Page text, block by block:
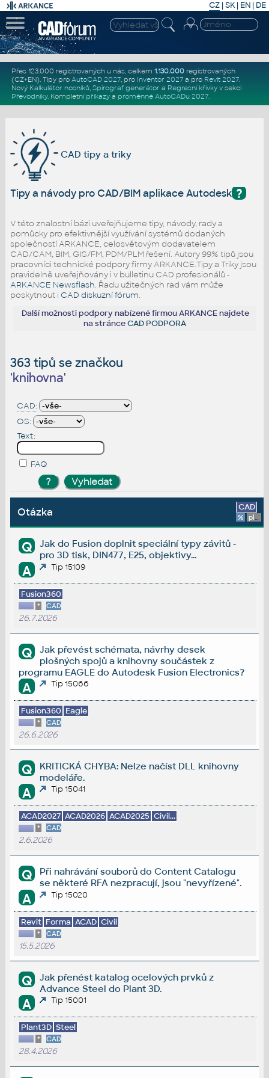
CZ | SK| EN | DE
Přes 123.000 registrovaných u nás, celkem 1.130.000registrovaných
(CZ+EN). Tipy pro AutoCAD 2027, pro Inventor 2027a pro Revit 2027.
Nový Kalkulátor nosníků, Spirograf generátor a Regresní křivkyv sekci
Převodníky. Kompletní příkazya proměnné AutoCADu 2027.
CAD tipy a triky
?
Tipy a návody pro CAD/BIM aplikace Autodesk
V této znalostní bázi uveřejňujeme tipy, návody, rady a
pomůcky pro efektivnější využívání systémů dodaných
společností ARKANCE, celosvětovým dodavatelem
CAD/CAM, BIM, GIS/FM, PDM/PLM řešení. Autory 99% tipů jsou
pracovníci technické podpory firmy ARKANCE.Tipy a Triky jsou
pravidelně uveřejňovány i v bulletinu CAD profesionálů -
ARKANCE Newsflash. Řadu užitečných rad vám může
poskytnout i CAD diskuzní fórum.
Další možnosti podpory nabízené firmou ARKANCE najdete
na stránceCAD PODPORA
363 tipů se značkou
'knihovna'
CAD:
OS:
Text:
FAQ
Otázka CAD
% platforma
Q
Jak do Fusion doplnit speciální typy závitů -
pro 3D tisk, DIN477, E25, objektivy...
A Tip 15109
Fusion360
* CAD
26.7.2026
Q
Jak převést schémata, návrhy desek
plošných spojů a knihovny součástek z
programu EAGLE do Autodesk Fusion Electronics?
A Tip 15066
Fusion360 Eagle
* CAD
26.6.2026
Q
KRITICKÁ CHYBA: Nelze načíst DLL knihovny
modeláře.
A Tip 15041
ACAD2027 ACAD2026 ACAD2025 Civil...
* CAD
2.6.2026
Q
Při nahrávání souborů do Content Catalogu
se některé RFA nezpracují, jsou "nevyřízené".
A Tip 15020
Revit Forma ACAD Civil
* CAD
15.5.2026
Q
Jak přenést katalog ocelových prvků z
Advance Steel do Plant 3D.
A Tip 15001
Plant3D Steel
* CAD
28.4.2026